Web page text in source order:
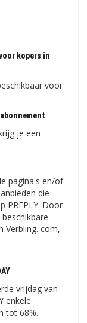
kopers in
voor
je een
pagina's en/of
die
PREPLY. Door
Verbling. com,
vrijdag van
enkele
tot 68%.